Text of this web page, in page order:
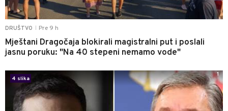
DRUŠTVO Pre 9 h
Mještani Dragočaja blokirali magistralni put i poslali
jasnu poruku: "Na 40 stepeni nemamo vode"
4 slika
1